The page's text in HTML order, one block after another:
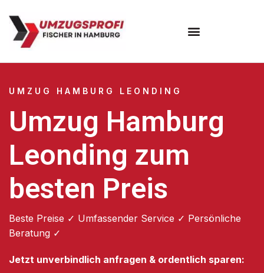
UMZUG HAMBURG LEONDING
Umzug Hamburg
Leonding zum
besten Preis
Beste Preise ✓ Umfassender Service ✓ Persönliche
Beratung ✓
Jetzt unverbindlich anfragen & ordentlich sparen: